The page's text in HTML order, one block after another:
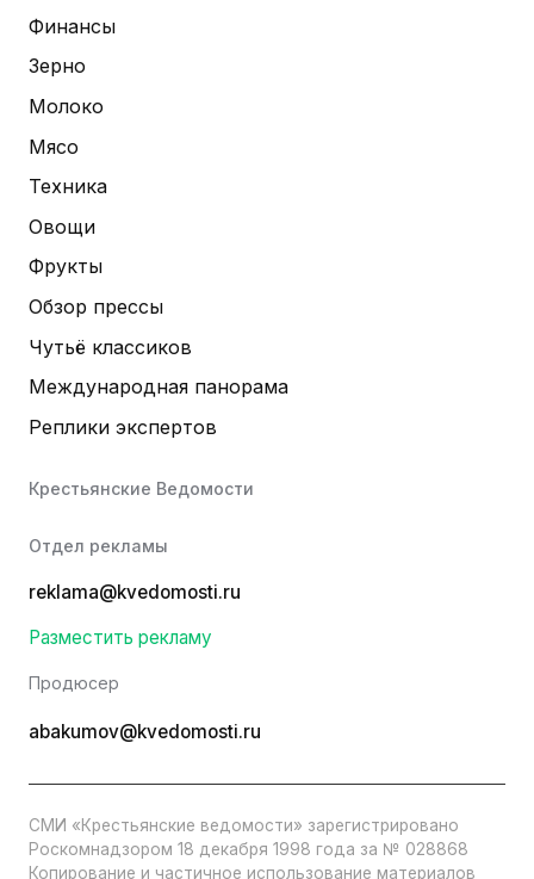
Финансы
Зерно
Молоко
Мясо
Техника
Овощи
Фрукты
Обзор прессы
Чутьё классиков
Международная панорама
Реплики экспертов
Крестьянские Ведомости
Отдел рекламы
reklama@kvedomosti.ru
Разместить рекламу
Продюсер
abakumov@kvedomosti.ru
СМИ «Крестьянские ведомости» зарегистрировано
Роскомнадзором 18 декабря 1998 года за № 028868
Копирование и частичное использование материалов